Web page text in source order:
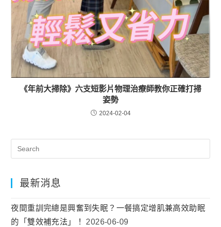
《年前大掃除》六支短影片物理治療師教你正確打掃
姿勢
2024-02-04
最新消息
夜間重訓完總是興奮到失眠？一餐搞定增肌兼高效助眠
的「雙效補充法」！
2026-06-09